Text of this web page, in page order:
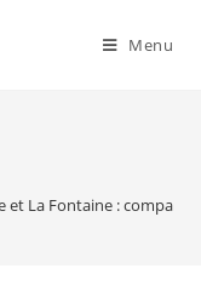
Menu
et La Fontaine :